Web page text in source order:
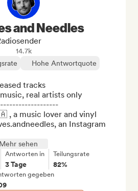
and Needles
14.7k
Hohe Antwortquote
tracks
real artists only
, a music lover and vinyl
an Instagram
Mehr sehen
Antworten in
3 Tage
Teilungsrate
82%
gegeben